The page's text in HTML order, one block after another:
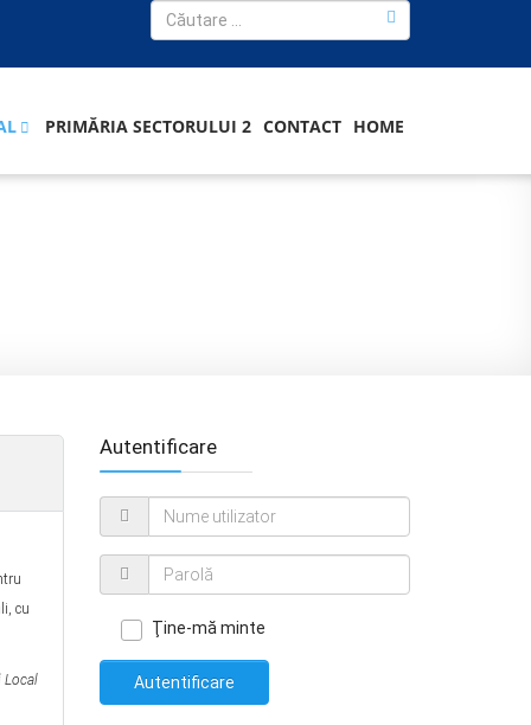
PRIMĂRIA SECTORULUI 2 CONTACT HOME
cu
Local
Autentificare
Ţine-mă minte
Autentificare